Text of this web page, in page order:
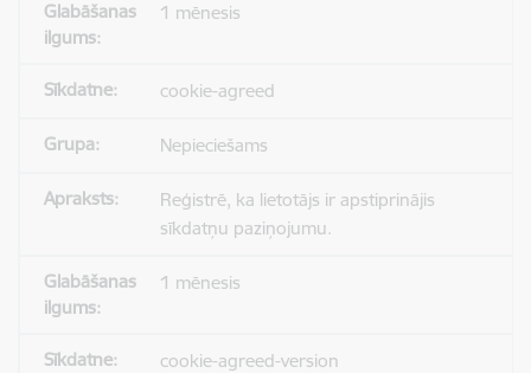
1 mēnesis
cookie-agreed
Nepieciešams
Reģistrē, ka lietotājs ir apstiprinājis
sīkdatņu paziņojumu.
1 mēnesis
cookie-agreed-version